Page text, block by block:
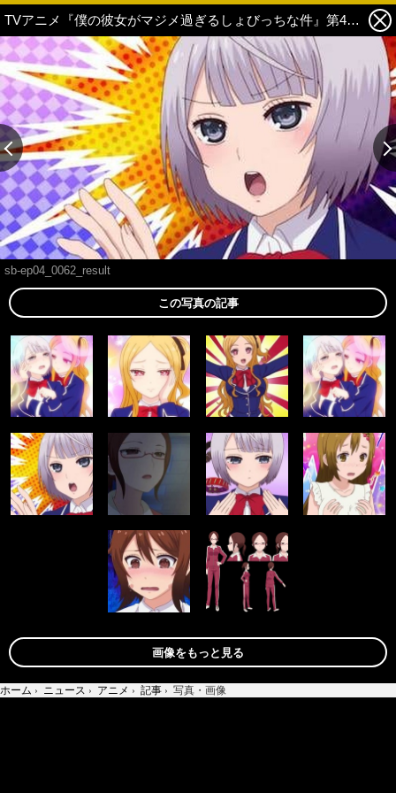
TVアニメ『僕の彼女がマジメ過ぎるしょびっちな件』第4話のあらすじ＆先行カットが到着！ 4話より登場の大森一華の設定公開！ 5枚目の写真・画像
sb-ep04_0062_result
この写真の記事
画像をもっと見る
ホーム › ニュース › アニメ › 記事 › 写真・画像